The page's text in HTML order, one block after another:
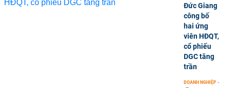
Đức Giang
công bố
hai ứng
viên HĐQT,
cổ phiếu
DGC tăng
trần
DOANH NGHIỆP -